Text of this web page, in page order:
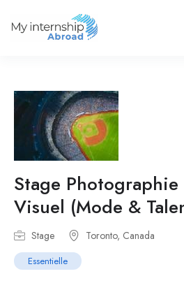
Stage
Visuel (Mode &
Stage Toronto, Canada
Essentielle